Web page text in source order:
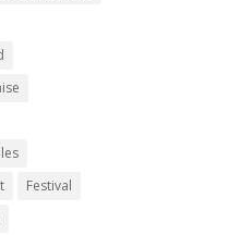
Festival